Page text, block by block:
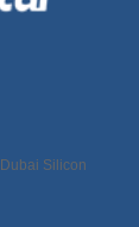
Silicon